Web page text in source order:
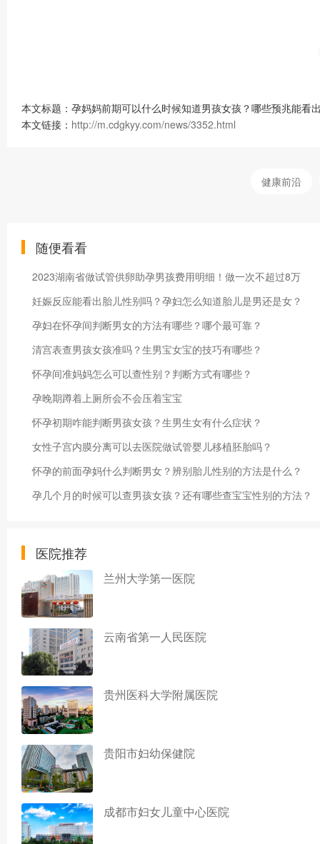
本文标题：孕妈妈前期可以什么时候知道男孩女孩？哪些预兆能看
本文链接： http://m.cdgkyy.com/news/3352.html
健康前沿
随便看看
2023湖南省做试管供卵助孕男孩费用明细！做一次不超过8万
妊娠反应能看出胎儿性别吗？孕妇怎么知道胎儿是男还是女？
孕妇在怀孕间判断男女的方法有哪些？哪个最可靠？
清宫表查男孩女孩准吗？生男宝女宝的技巧有哪些？
怀孕间准妈妈怎么可以查性别？判断方式有哪些？
孕晚期蹲着上厕所会不会压着宝宝
怀孕初期咋能判断男孩女孩？生男生女有什么症状？
女性子宫内膜分离可以去医院做试管婴儿移植胚胎吗？
怀孕的前面孕妈什么判断男女？辨别胎儿性别的方法是什么？
孕几个月的时候可以查男孩女孩？还有哪些查宝宝性别的方法？
医院推荐
兰州大学第一医院
云南省第一人民医院
贵州医科大学附属医院
贵阳市妇幼保健院
成都市妇女儿童中心医院